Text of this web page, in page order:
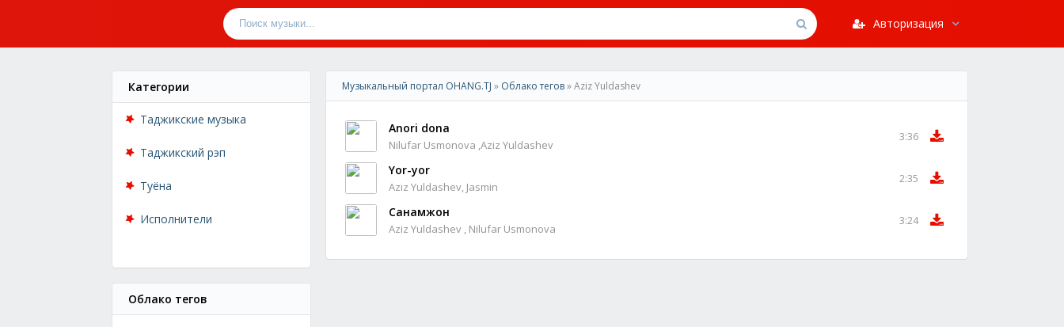
Авторизация
Категории
Таджикские музыка
Таджикский рэп
Туёна
Исполнители
Облако тегов
Музыкальный портал OHANG.TJ » Облако тегов» Aziz Yuldashev
Anori dona
Nilufar Usmonova ,Aziz Yuldashev
3:36
Yor-yor
Aziz Yuldashev, Jasmin
2:35
Санамжон
Aziz Yuldashev , Nilufar Usmonova
3:24